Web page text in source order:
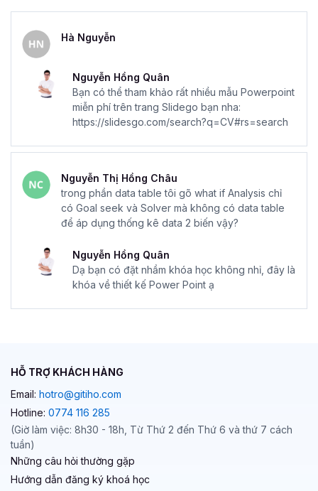
Hà Nguyễn
Nguyễn Hồng Quân
Bạn có thể tham khảo rất nhiều mẫu Powerpoint
miễn phí trên trang Slidego bạn nha:
https://slidesgo.com/search?q=CV#rs=search
Nguyễn Thị Hồng Châu
trong phần data table tôi gõ what if Analysis chỉ
có Goal seek và Solver mà không có data table
để áp dụng thống kê data 2 biến vậy?
Nguyễn Hồng Quân
Dạ bạn có đặt nhầm khóa học không nhỉ, đây là
khóa về thiết kế Power Point ạ
HỖ TRỢ KHÁCH HÀNG
Email: hotro@gitiho.com
Hotline: 0774 116 285
(Giờ làm việc: 8h30 - 18h, Từ Thứ 2 đến Thứ 6 và thứ 7 cách
tuần)
Những câu hỏi thường gặp
Hướng dẫn đăng ký khoá học